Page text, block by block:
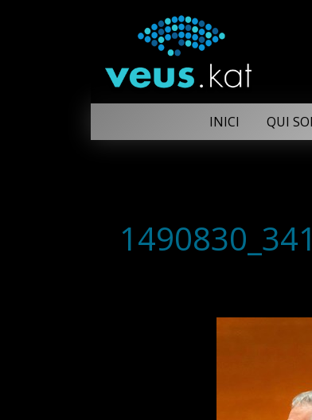
INICI QUI